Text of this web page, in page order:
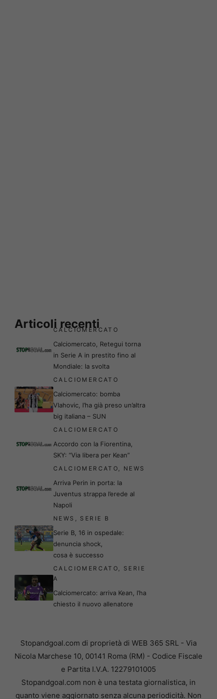
Articoli recenti
CALCIOMERCATO
Calciomercato, Retegui torna
in Serie A in prestito fino al
Mondiale: la svolta
CALCIOMERCATO
Calciomercato: bomba
Vlahovic, l’ha già preso un’altra
big italiana – SUN
CALCIOMERCATO
Accordo con la Fiorentina,
SKY: “Via libera per Kean”
CALCIOMERCATO NEWS
Arriva Perin in porta: la
Juventus strappa l’erede al
Napoli
NEWS SERIE B
Serie B, 16 in ospedale:
denuncia shock,
cosa è successo
CALCIOMERCATO
SERIE
A
Calciomercato: arriva Kean, l’ha
chiesto il nuovo allenatore
Stopandgoal.com di proprietà di WEB 365 SRL - Via
Nicola Marchese 10, 00141 Roma (RM) - Codice Fiscale
e Partita I.V.A. 12279101005
Stopandgoal.com non è una testata giornalistica, in
quanto viene aggiornato senza alcuna periodicità. Non